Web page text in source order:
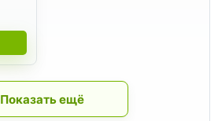
Показать ещё